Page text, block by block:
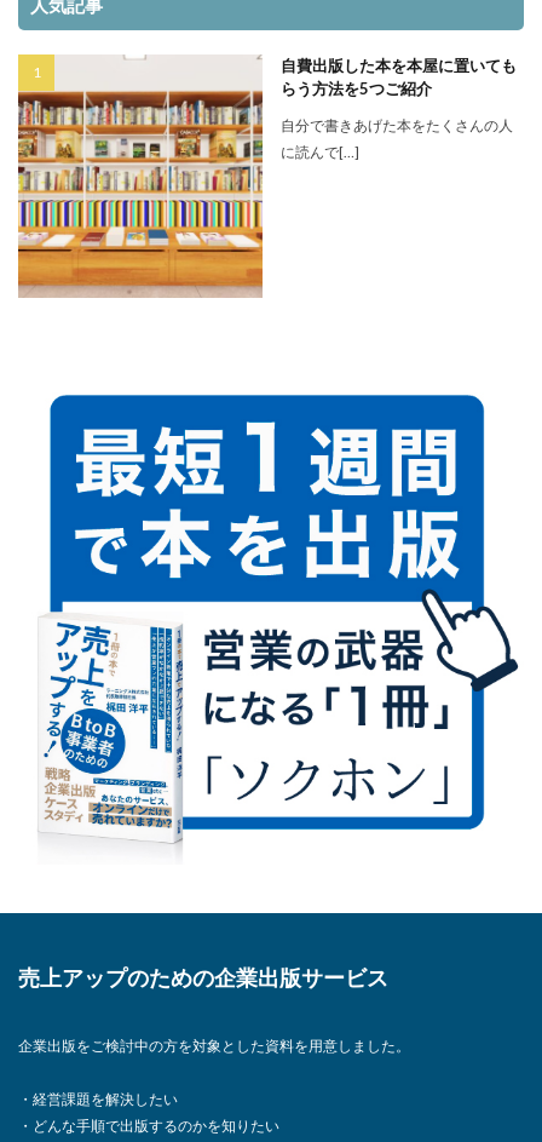
人気記事
自費出版した本を本屋に置いても
らう方法を5つご紹介
自分で書きあげた本をたくさんの人
に読んで[…]
売上アップのための企業出版サービス
企業出版をご検討中の方を対象とした資料を用意しました。
・経営課題を解決したい
・どんな手順で出版するのかを知りたい